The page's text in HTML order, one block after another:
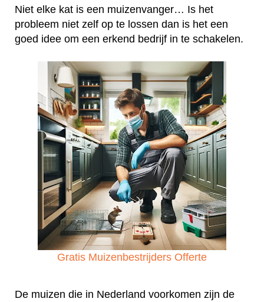
Niet elke kat is een muizenvanger… Is het
probleem niet zelf op te lossen dan is het een
goed idee om een erkend bedrijf in te schakelen.
Gratis Muizenbestrijders Offerte
De muizen die in Nederland voorkomen zijn de